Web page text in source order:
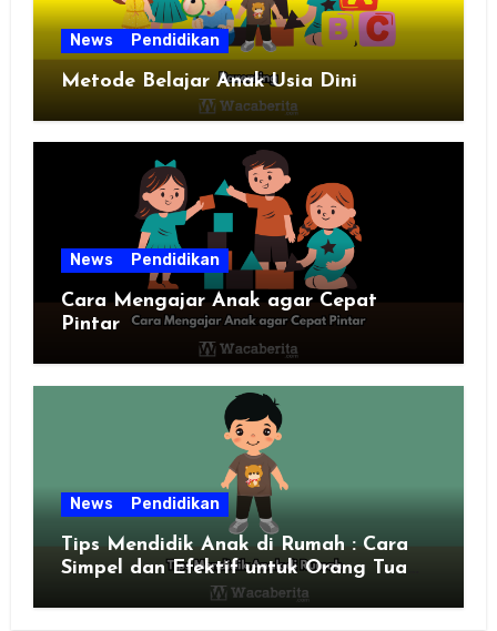
News Pendidikan
Metode Belajar Anak Usia Dini
News Pendidikan
Cara Mengajar Anak agar Cepat
Pintar
News Pendidikan
Tips Mendidik Anak di Rumah : Cara
Simpel dan Efektif untuk Orang Tua
Zaman Sekarang